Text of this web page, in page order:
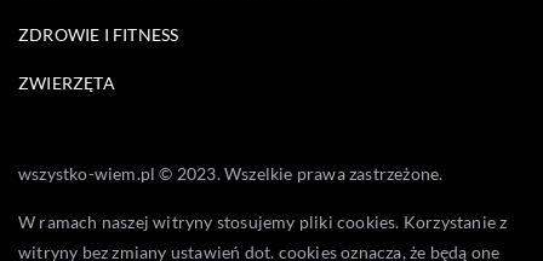
ZDROWIE I FITNESS
ZWIERZĘTA
wszystko-wiem.pl © 2023. Wszelkie prawa zastrzeżone.
W ramach naszej witryny stosujemy pliki cookies. Korzystanie z
witryny bez zmiany ustawień dot. cookies oznacza, że będą one